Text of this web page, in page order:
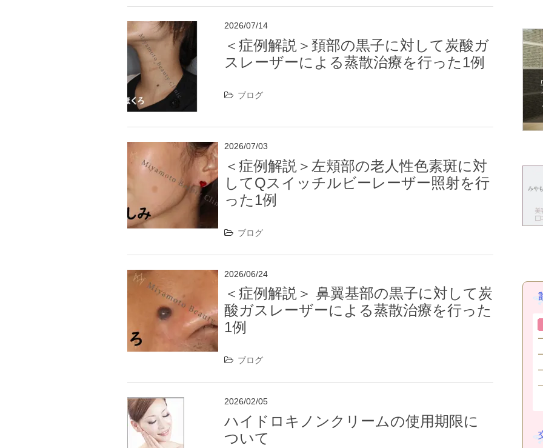
2026/07/14
＜症例解説＞頚部の黒子に対して炭酸ガ
スレーザーによる蒸散治療を行った1例
ブログ
2026/07/03
＜症例解説＞左頬部の老人性色素斑に対
してQスイッチルビーレーザー照射を行
った1例
ブログ
2026/06/24
＜症例解説＞ 鼻翼基部の黒子に対して炭
酸ガスレーザーによる蒸散治療を行った
1例
ブログ
2026/02/05
ハイドロキノンクリームの使用期限に
ついて